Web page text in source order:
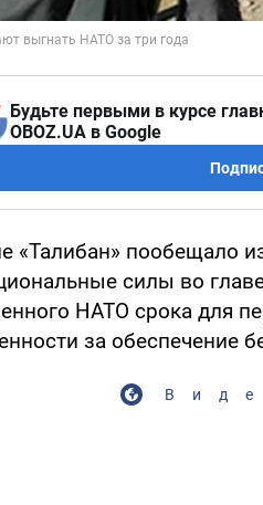
Будьте первыми в курсе
OBOZ.UA в Google
«Талибан» пообещало
силы во
НАТО срока для
за обеспечение